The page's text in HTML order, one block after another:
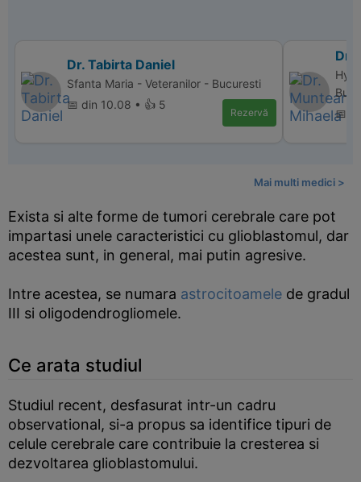
Dr. Tabirta Daniel
Sfanta Maria - Veteranilor - Bucuresti
📅 din 10.08 • 👍 5
Rezervă
Dr.
📅
Mai multi medici >
Exista si alte forme de tumori cerebrale care pot
impartasi unele caracteristici cu glioblastomul, dar
acestea sunt, in general, mai putin agresive.
Intre acestea, se numara astrocitoamele de gradul
III si oligodendrogliomele.
Ce arata studiul
Studiul recent, desfasurat intr-un cadru
observational, si-a propus sa identifice tipuri de
celule cerebrale care contribuie la cresterea si
dezvoltarea glioblastomului.